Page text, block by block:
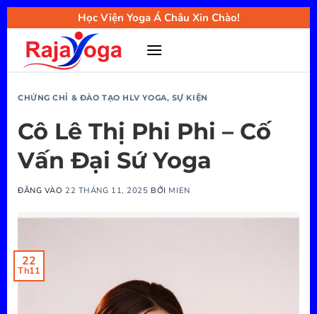
Bỏ
qua
nội
Học Viện Yoga Á Châu Xin Chào!
CHỨNG CHỈ & ĐÀO TẠO HLV YOGA, SỰ KIỆN
Cô Lê Thị Phi Phi – Cố
Vấn Đại Sứ Yoga
ĐĂNG VÀO 22 THÁNG 11, 2025 BỞI MIEN
22
Th11